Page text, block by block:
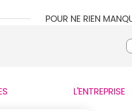
POUR NE RIEN
L'ENTREPRISE